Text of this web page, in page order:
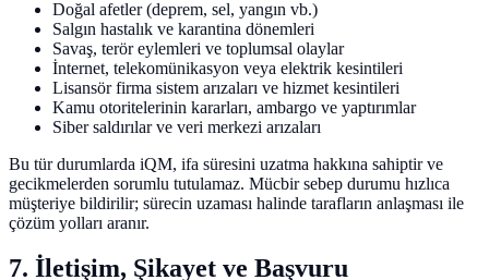
Doğal afetler (deprem, sel, yangın vb.)
Salgın hastalık ve karantina dönemleri
Savaş, terör eylemleri ve toplumsal olaylar
İnternet, telekomünikasyon veya elektrik kesintileri
Lisansör firma sistem arızaları ve hizmet kesintileri
Kamu otoritelerinin kararları, ambargo ve yaptırımlar
Siber saldırılar ve veri merkezi arızaları
Bu tür durumlarda iQM, ifa süresini uzatma hakkına sahiptir ve
gecikmelerden sorumlu tutulamaz. Mücbir sebep durumu hızlıca
müşteriye bildirilir; sürecin uzaması halinde tarafların anlaşması ile
çözüm yolları aranır.
7. İletişim, Şikayet ve Başvuru